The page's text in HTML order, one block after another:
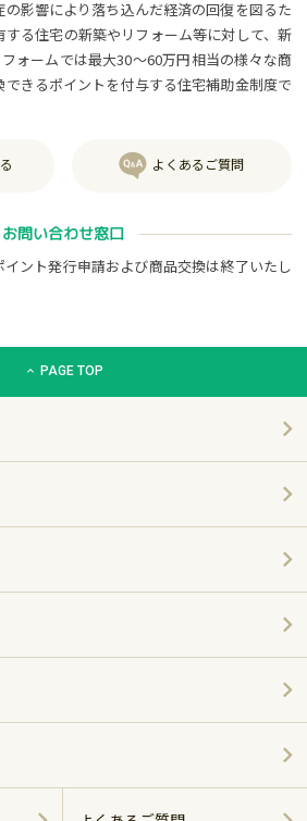
影響により落ち込んだ経済の回復を図るた
る住宅の新築やリフォーム等に対して、新
ォームでは最大30～60万円相当の様々な商
きるポイントを付与する住宅補助金制度で
よくあるご質問
お問い合わせ窓口
ント発行申請および商品交換は終了いたし
換商品カタログサイト「エコdeギフ
PAGE TOP